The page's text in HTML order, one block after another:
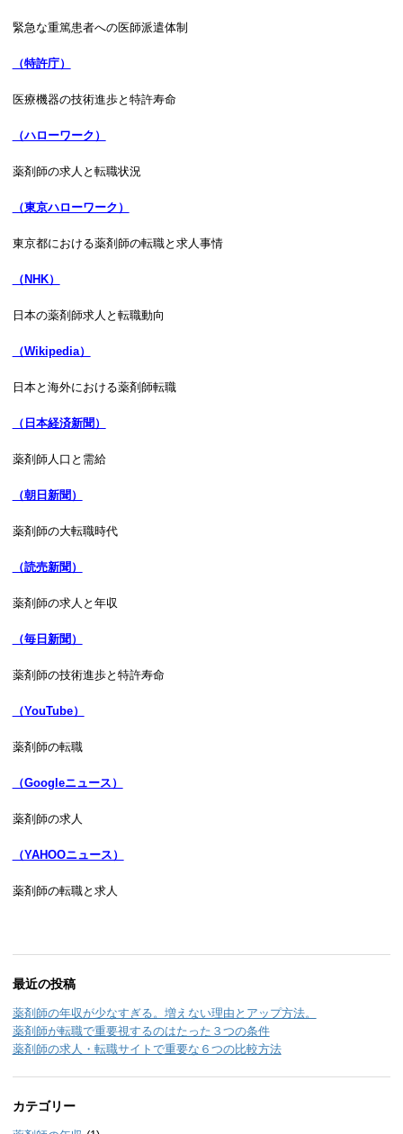
緊急な重篤患者への医師派遣体制
（特許庁）
医療機器の技術進歩と特許寿命
（ハローワーク）
薬剤師の求人と転職状況
（東京ハローワーク）
東京都における薬剤師の転職と求人事情
（NHK）
日本の薬剤師求人と転職動向
（Wikipedia）
日本と海外における薬剤師転職
（日本経済新聞）
薬剤師人口と需給
（朝日新聞）
薬剤師の大転職時代
（読売新聞）
薬剤師の求人と年収
（毎日新聞）
薬剤師の技術進歩と特許寿命
（YouTube）
薬剤師の転職
（Googleニュース）
薬剤師の求人
（YAHOOニュース）
薬剤師の転職と求人
最近の投稿
薬剤師の年収が少なすぎる。増えない理由とアップ方法。
薬剤師が転職で重要視するのはたった３つの条件
薬剤師の求人・転職サイトで重要な６つの比較方法
カテゴリー